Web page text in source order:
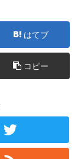
はてブ
コピー